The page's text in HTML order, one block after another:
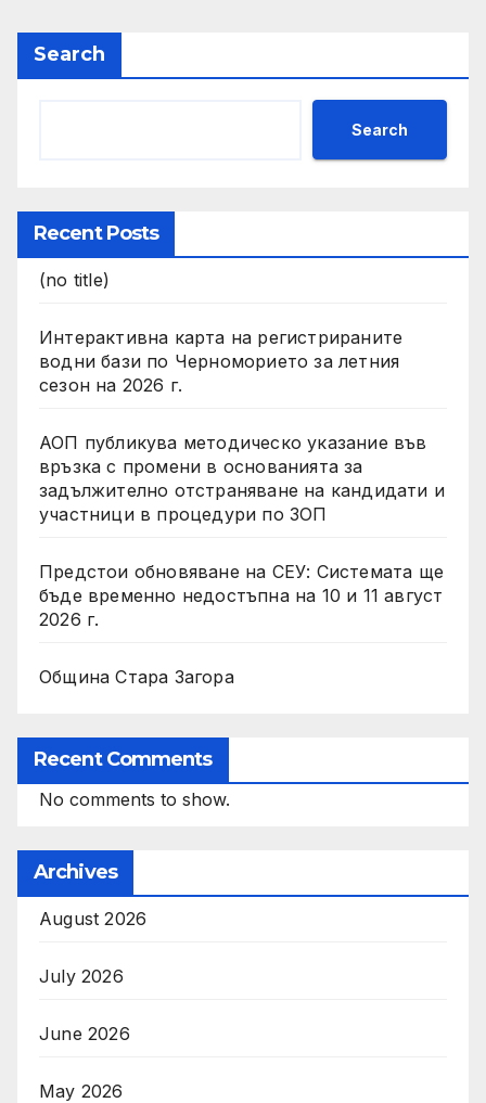
по ЗОП
Search
Search
Recent Posts
(no title)
Интерактивна карта на регистрираните
водни бази по Черноморието за летния
сезон на 2026 г.
АОП публикува методическо указание във
връзка с промени в основанията за
задължително отстраняване на кандидати и
участници в процедури по ЗОП
Предстои обновяване на СЕУ: Системата ще
бъде временно недостъпна на 10 и 11 август
2026 г.
Община Стара Загора
Recent Comments
No comments to show.
Archives
August 2026
July 2026
June 2026
May 2026